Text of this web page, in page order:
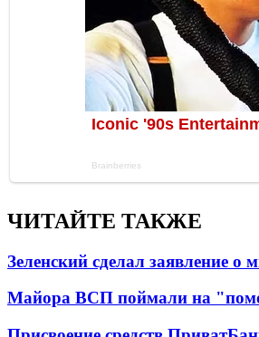
ЧИТАЙТЕ ТАКЖЕ
Зеленский сделал заявление о
Майора ВСП поймали на